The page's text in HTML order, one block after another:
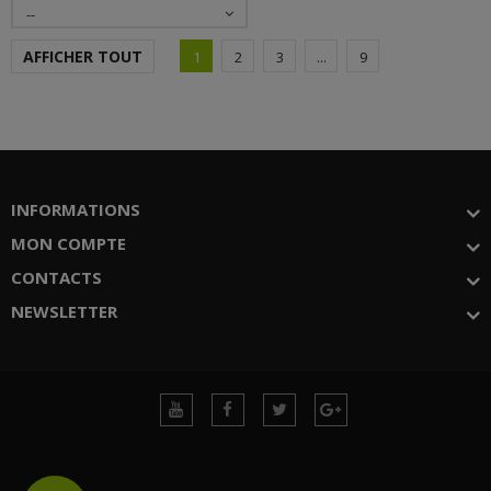
--
AFFICHER TOUT 1 2 3 ... 9
INFORMATIONS
MON COMPTE
CONTACTS
NEWSLETTER